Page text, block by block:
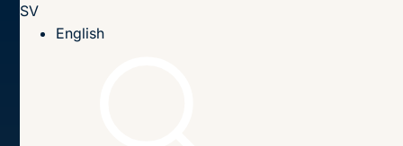
SV
English